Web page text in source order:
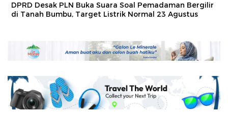
DPRD Desak PLN Buka Suara Soal Pemadaman Bergilir
di Tanah Bumbu, Target Listrik Normal 23 Agustus